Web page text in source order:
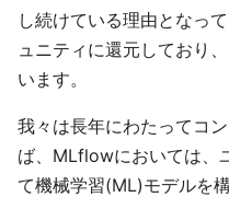
し続けている理由となっ
ュニティに還元しており
います。
我々は長年にわたってコ
ば、MLflowにおいては、
て機械学習(ML)モデルを